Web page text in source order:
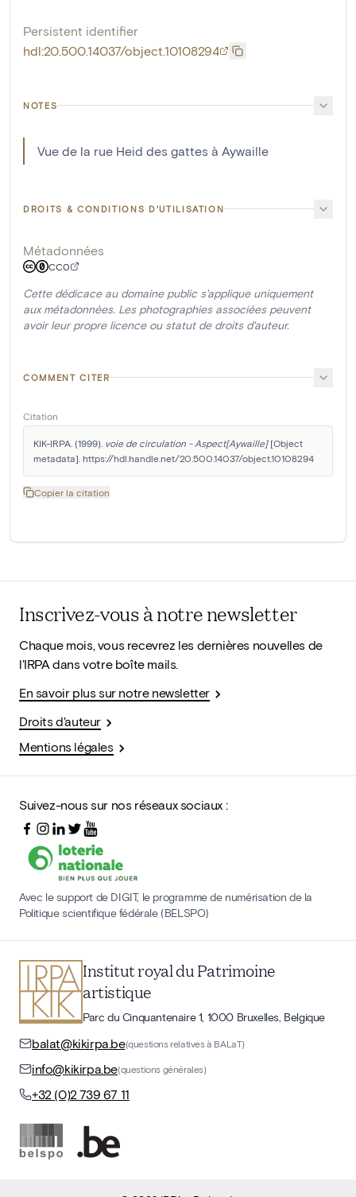
Persistent identifier
hdl:20.500.14037/object.10108294
NOTES
Vue de la rue Heid des gattes à Aywaille
DROITS & CONDITIONS D'UTILISATION
Métadonnées
CC0
Cette dédicace au domaine public s'applique uniquement
aux métadonnées. Les photographies associées peuvent
avoir leur propre licence ou statut de droits d'auteur.
COMMENT CITER
Citation
KIK-IRPA. (1999). voie de circulation - Aspect[Aywaille] [Object
metadata]. https://hdl.handle.net/20.500.14037/object.10108294
Copier la citation
Inscrivez-vous à notre newsletter
Chaque mois, vous recevrez les dernières nouvelles de
l'IRPA dans votre boîte mails.
En savoir plus sur notre newsletter
Droits d'auteur
Mentions légales
Suivez-nous sur nos réseaux sociaux :
Avec le support de DIGIT, le programme de numérisation de la
Politique scientifique fédérale (BELSPO)
Institut royal du Patrimoine
artistique
Parc du Cinquantenaire 1, 1000 Bruxelles, Belgique
balat@kikirpa.be(questions relatives à BALaT)
info@kikirpa.be(questions générales)
+32 (0)2 739 67 11